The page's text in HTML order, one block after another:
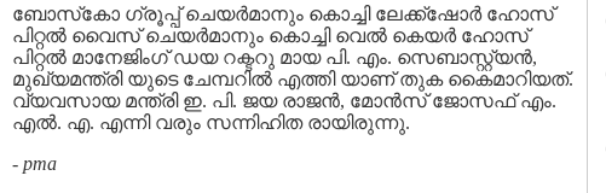
ബോസ്‌കോ ഗ്രൂപ്പ് ചെയർമാനും കൊച്ചി ലേക്ക്ഷോർ ഹോസ്
പിറ്റൽ വൈസ് ചെയർമാനും കൊച്ചി വെൽ കെയർ ഹോസ്
പിറ്റൽ മാനേജിംഗ് ഡയ റക്ടറു മായ പി. എം. സെബാസ്റ്റ്യൻ,
മുഖ്യമന്ത്രി യുടെ ചേമ്പറിൽ എത്തി യാണ് തുക കൈമാറിയത്.
വ്യവസായ മന്ത്രി ഇ. പി. ജയ രാജൻ, മോൻസ് ജോസഫ് എം.
എൽ. എ. എന്നി വരും സന്നിഹിത രായിരുന്നു.
- pma